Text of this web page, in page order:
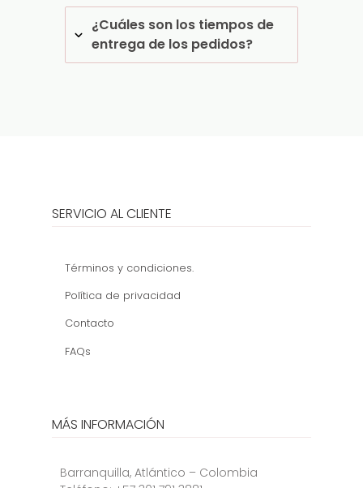
¿Cuáles son los tiempos de
entrega de los pedidos?
SERVICIO AL CLIENTE
Términos y condiciones.
Política de privacidad
Contacto
FAQs
MÁS INFORMACIÓN
Barranquilla, Atlántico – Colombia